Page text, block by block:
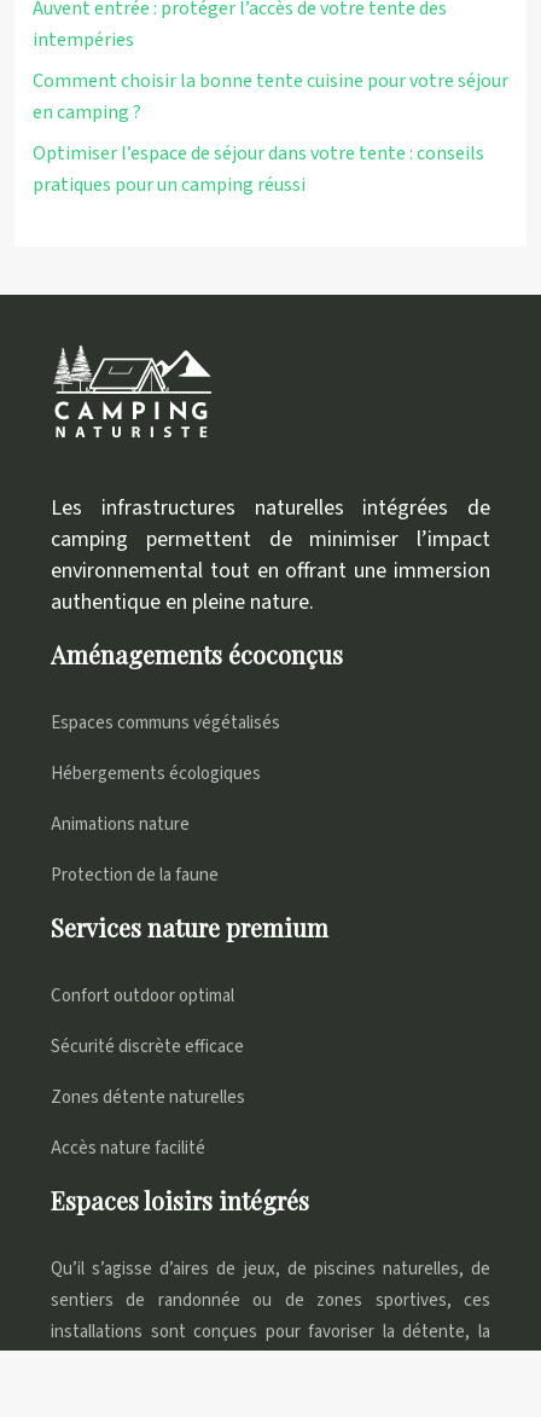
Auvent entrée : protéger l’accès de votre tente des
intempéries
Comment choisir la bonne tente cuisine pour votre séjour
en camping ?
Optimiser l’espace de séjour dans votre tente : conseils
pratiques pour un camping réussi
Les infrastructures naturelles intégrées de
camping permettent de minimiser l’impact
environnemental tout en offrant une immersion
authentique en pleine nature.
Aménagements écoconçus
Espaces communs végétalisés
Hébergements écologiques
Animations nature
Protection de la faune
Services nature premium
Confort outdoor optimal
Sécurité discrète efficace
Zones détente naturelles
Accès nature facilité
Espaces loisirs intégrés
Qu’il s’agisse d’aires de jeux, de piscines naturelles, de
sentiers de randonnée ou de zones sportives, ces
installations sont conçues pour favoriser la détente, la